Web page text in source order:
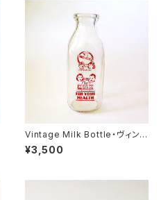
Vintage Milk Bottle・ヴィンテ
ージ ミルクボトル U.S.A
¥3,500